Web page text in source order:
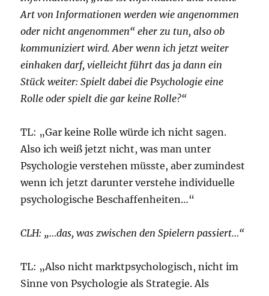
Art von Informationen werden wie angenommen
oder nicht angenommen“ eher zu tun, also ob
kommuniziert wird. Aber wenn ich jetzt weiter
einhaken darf, vielleicht führt das ja dann ein
Stück weiter: Spielt dabei die Psychologie eine
Rolle oder spielt die gar keine Rolle?“
TL: „Gar keine Rolle würde ich nicht sagen.
Also ich weiß jetzt nicht, was man unter
Psychologie verstehen müsste, aber zumindest
wenn ich jetzt darunter verstehe individuelle
psychologische Beschaffenheiten…“
CLH: „…das, was zwischen den Spielern passiert…“
TL: „Also nicht marktpsychologisch, nicht im
Sinne von Psychologie als Strategie. Als